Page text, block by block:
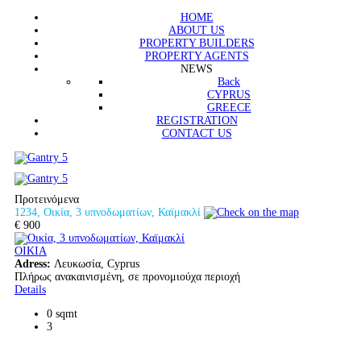
HOME
ABOUT US
PROPERTY BUILDERS
PROPERTY AGENTS
NEWS
Back
CYPRUS
GREECE
REGISTRATION
CONTACT US
Προτεινόμενα
1234, Οικία, 3 υπνοδωματίων, Καϊμακλί
€ 900
ΟΙΚΙΑ
Adress: Λευκωσία, Cyprus
Πλήρως ανακαινισμένη, σε προνομιούχα περιοχή
Details
0 sqmt
3